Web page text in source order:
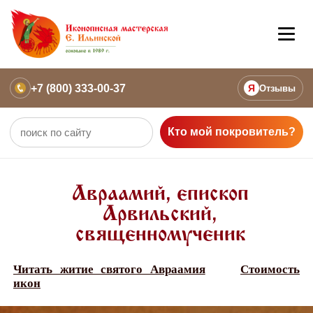
+7 (800) 333-00-37 Я Отзывы
Кто мой покровитель?
Авраамий, епископ
Арвильский,
священномученик
Читать житие святого Авраамия
Стоимость
икон